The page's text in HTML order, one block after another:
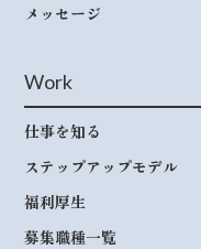
メッセージ
Work
仕事を知る
ステップアップモデル
福利厚生
募集職種一覧